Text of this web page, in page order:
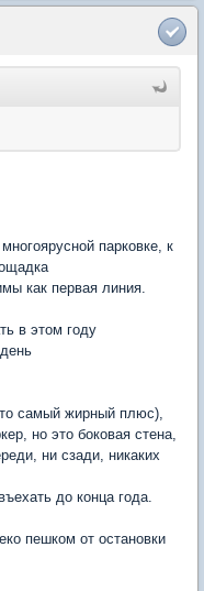
парковке, к
как первая линия.
в этом году
самый жирный плюс),
но это боковая стена,
ни сзади, никаких
до конца года.
пешком от остановки